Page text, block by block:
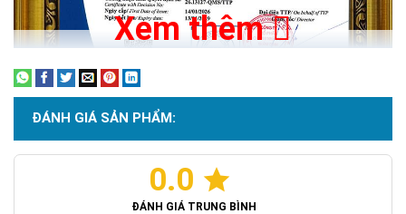
Chứng nhận ISO 9001:2015
Xem thêm
ĐÁNH GIÁ SẢN PHẨM:
0.0
ĐÁNH GIÁ TRUNG BÌNH